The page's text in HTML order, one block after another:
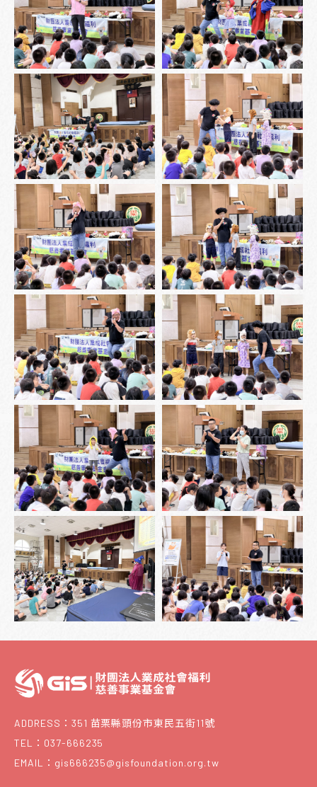
ADDRESS：351 苗栗縣頭份市東民五街11號
TEL：037-666235
EMAIL：gis666235@gisfoundation.org.tw